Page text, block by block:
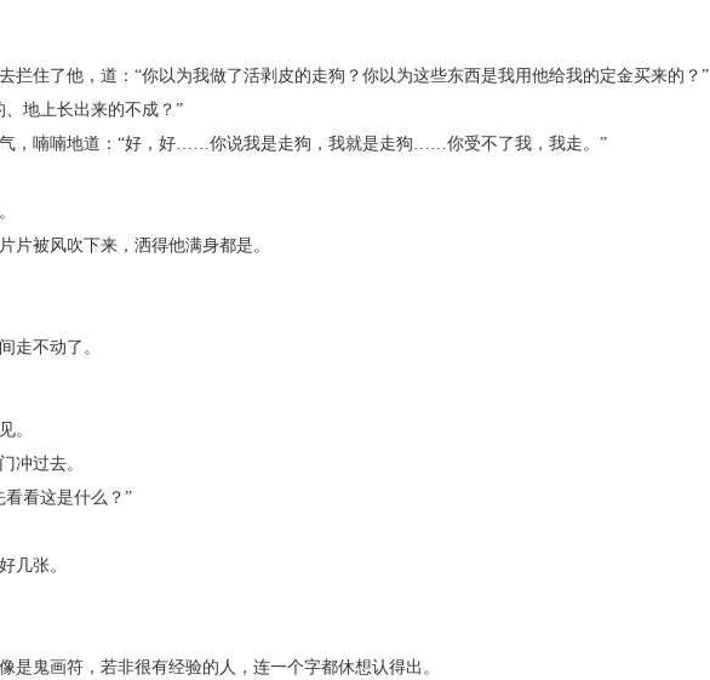
住了他，道：“你以为我做了活剥皮的走狗？你以为这些东西是我用他给我的定金买来的？”
地上长出来的不成？”
喃喃地道：“好，好……你说我是走狗，我就是走狗……你受不了我，我走。”
被风吹下来，洒得他满身都是。
不动了。
。
过去。
看这是什么？”
几张。
鬼画符，若非很有经验的人，连一个字都休想认得出。